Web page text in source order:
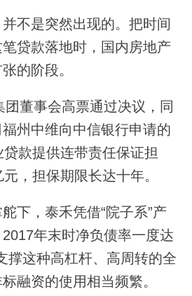
不是突然出现的。把时间
贷款落地时，国内房地产
的阶段。
团董事会高票通过决议，同
州中维向中信银行申请的
款提供连带责任保证担
，担保期限长达十年。
下，泰禾凭借“院子系”产
年末时净负债率一度达
撑这种高杠杆、高周转的全
融资的使用相当频繁。